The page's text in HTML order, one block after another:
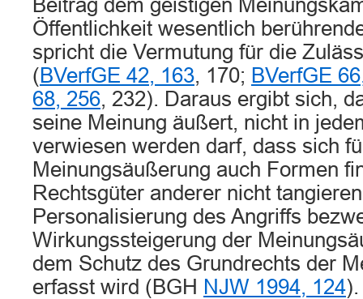
Beitrag dem geistigen
Öffentlichkeit wesentlich
spricht die Vermutung für die
(BVerfGE 42, 163, 170; BVerfGE
68, 256, 232). Daraus ergibt sich,
seine Meinung äußert, nicht in
verwiesen werden darf, dass sich
Meinungsäußerung auch Formen
Rechtsgüter anderer nicht
Personalisierung des Angriffs
Wirkungssteigerung der
dem Schutz des Grundrechts der
erfasst wird (BGH NJW 1994, 124).